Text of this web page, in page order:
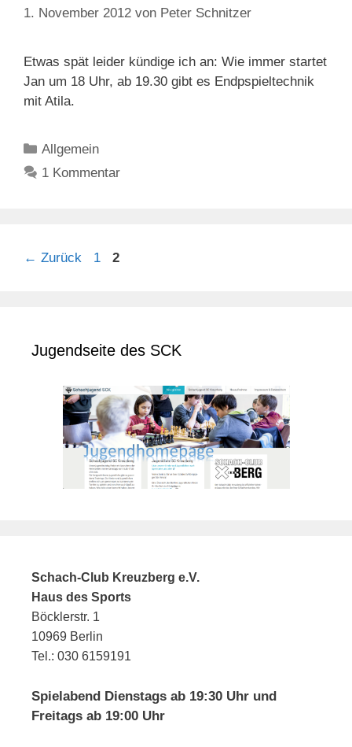
1. November 2012 von Peter Schnitzer
Etwas spät leider kündige ich an: Wie immer startet
Jan um 18 Uhr, ab 19.30 gibt es Endpspieltechnik
mit Atila.
Kategorien
Allgemein
1 Kommentar
← Zurück Seite
1 Seite
2
Jugendseite des SCK
Schach-Club Kreuzberg e.V.
Haus des Sports
Böcklerstr. 1
10969 Berlin
Tel.: 030 6159191
Spielabend Dienstags ab 19:30 Uhr und
Freitags ab 19:00 Uhr